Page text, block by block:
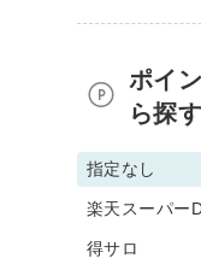
ポイ
ら探す
指定なし
楽天スーパー
得サロ